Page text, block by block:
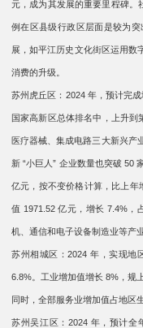
元，成为其发展的重要里程碑。
例在区县级行政区层面是较为
展，如平江历史文化街区运用数
消费的升级。
苏州虎丘区：2024 年，预计完
国家高新区总体排名中，上升到
医疗器械、集成电路三大新兴产
新 “小巨人” 企业数量也突破 50
亿元，按不变价格计算，比上年
值 1971.52 亿元，增长 7.4%，
机、通信和电子设备制造业等产
苏州相城区：2024 年，实现地
6.8%。工业增加值增长 8%，规
同时，全部服务业增加值占地区
苏州吴江区：2024 年，预计全